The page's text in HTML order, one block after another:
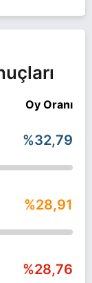
Oy Oranı
%32,79
%28,91
%28,76